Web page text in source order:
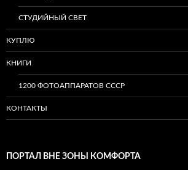
СТУДИЙНЫЙ СВЕТ
КУПЛЮ
КНИГИ
1200 ФОТОАППАРАТОВ СССР
КОНТАКТЫ
ПОРТАЛ ВНЕ ЗОНЫ КОМФОРТА